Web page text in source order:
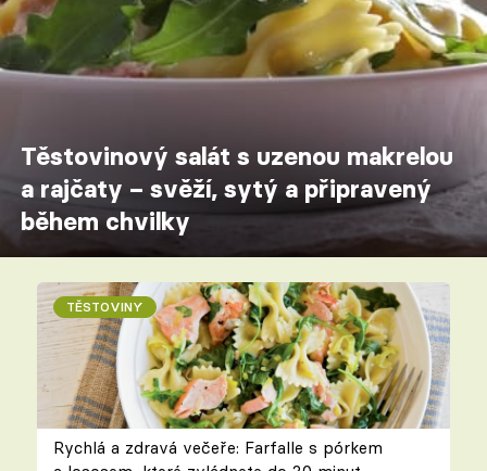
Těstovinový salát s uzenou makrelou
a rajčaty – svěží, sytý a připravený
během chvilky
TĚSTOVINY
Rychlá a zdravá večeře: Farfalle s pórkem